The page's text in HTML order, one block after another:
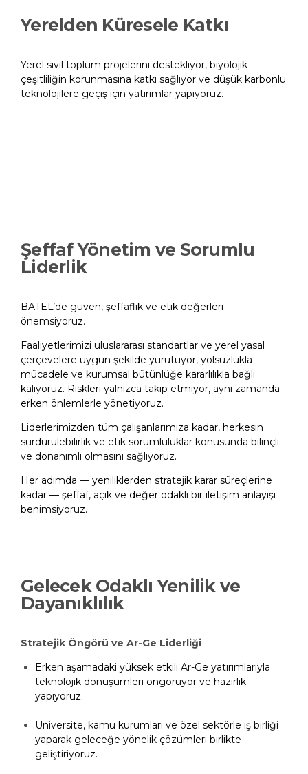
Yerelden Küresele Katkı
Yerel sivil toplum projelerini destekliyor, biyolojik
çeşitliliğin korunmasına katkı sağlıyor ve düşük karbonlu
teknolojilere geçiş için yatırımlar yapıyoruz.
Şeffaf Yönetim ve Sorumlu
Liderlik
BATEL’de güven, şeffaflık ve etik değerleri
önemsiyoruz.​
Faaliyetlerimizi uluslararası standartlar ve yerel yasal
çerçevelere uygun şekilde yürütüyor, yolsuzlukla
mücadele ve kurumsal bütünlüğe kararlılıkla bağlı
kalıyoruz. Riskleri yalnızca takip etmiyor, aynı zamanda
erken önlemlerle yönetiyoruz.​
Liderlerimizden tüm çalışanlarımıza kadar, herkesin
sürdürülebilirlik ve etik sorumluluklar konusunda bilinçli
ve donanımlı olmasını sağlıyoruz.​
Her adımda — yeniliklerden stratejik karar süreçlerine
kadar — şeffaf, açık ve değer odaklı bir iletişim anlayışı
benimsiyoruz.
Gelecek Odaklı Yenilik ve
Dayanıklılık
Stratejik Öngörü ve Ar-Ge Liderliği
Erken aşamadaki yüksek etkili Ar-Ge yatırımlarıyla
teknolojik dönüşümleri öngörüyor ve hazırlık
yapıyoruz.​
Üniversite, kamu kurumları ve özel sektörle iş birliği
yaparak geleceğe yönelik çözümleri birlikte
geliştiriyoruz.​